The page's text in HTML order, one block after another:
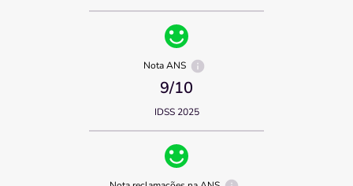
Nota ANS
9/10
IDSS 2025